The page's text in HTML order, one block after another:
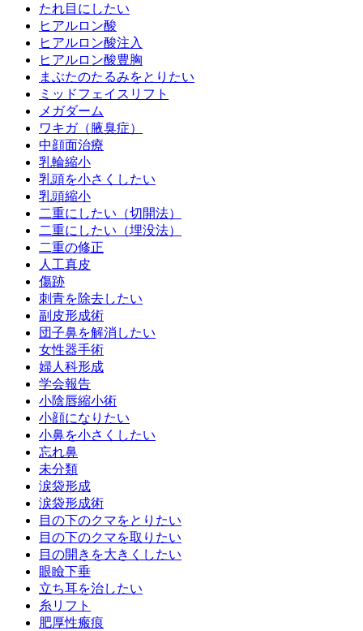
たれ目にしたい
ヒアルロン酸
ヒアルロン酸注入
ヒアルロン酸豊胸
まぶたのたるみをとりたい
ミッドフェイスリフト
メガダーム
ワキガ（腋臭症）
中顔面治療
乳輪縮小
乳頭を小さくしたい
乳頭縮小
二重にしたい（切開法）
二重にしたい（埋没法）
二重の修正
人工真皮
傷跡
刺青を除去したい
副皮形成術
団子鼻を解消したい
女性器手術
婦人科形成
学会報告
小陰唇縮小術
小顔になりたい
小鼻を小さくしたい
忘れ鼻
未分類
涙袋形成
涙袋形成術
目の下のクマをとりたい
目の下のクマを取りたい
目の開きを大きくしたい
眼瞼下垂
立ち耳を治したい
糸リフト
肥厚性瘢痕